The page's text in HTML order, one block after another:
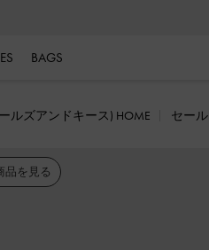
BAGS
ールズアンドキース) HOME セール
品を見る